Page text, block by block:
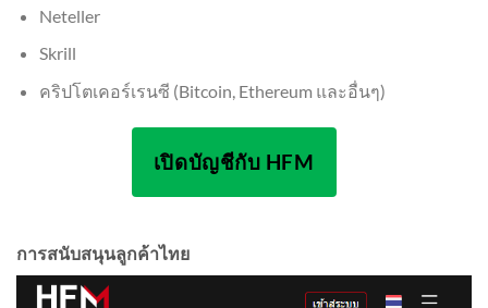
Neteller
Skrill
คริปโตเคอร์เรนซี (Bitcoin, Ethereum และอื่นๆ)
เปิดบัญชีกับ HFM
การสนับสนุนลูกค้าไทย